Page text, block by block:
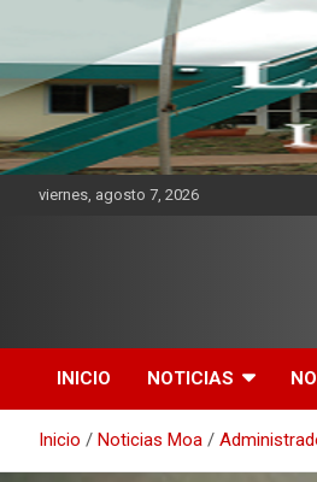
viernes, agosto 7, 2026
Mensaje
INICIO NOTICIAS
Inicio Noticias Moa